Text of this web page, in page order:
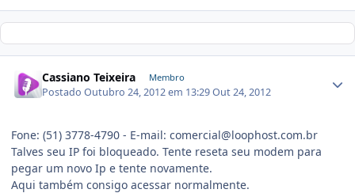
Cassiano Teixeira Membro
PostadoOutubro 24, 2012 em 13:29Out 24, 2012
Fone: (51) 3778-4790 - E-mail: comercial@loophost.com.br
Talves seu IP foi bloqueado. Tente reseta seu modem para
pegar um novo Ip e tente novamente.
Aqui também consigo acessar normalmente.